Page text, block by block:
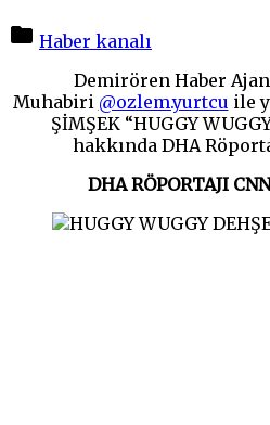
Haber kanalı
Demirören Haber
Muhabiri @ozlem.yurtcu ile
ŞİMŞEK “HUGGY
hakkında DHA
DHA RÖPORTAJI